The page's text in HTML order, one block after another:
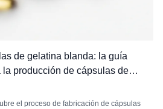
de gelatina blanda: la guía
producción de cápsulas de
el proceso de fabricación de cápsulas